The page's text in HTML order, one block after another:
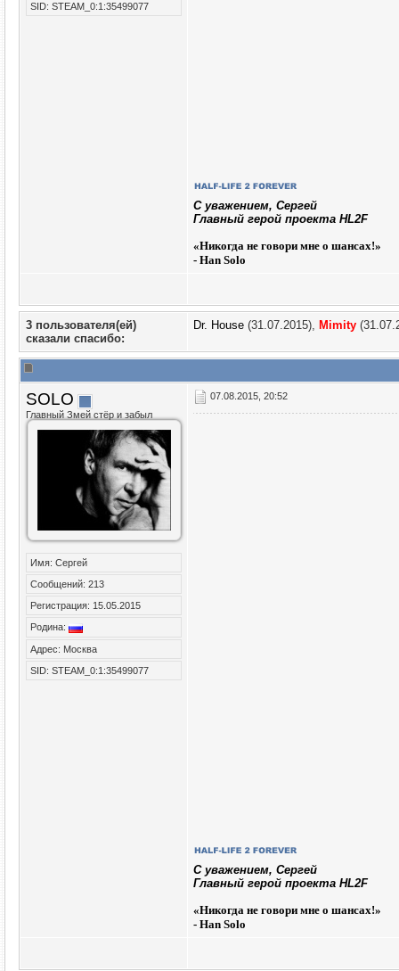
SID: STEAM_0:1:35499077
C уважением, Сергей
Главный герой проекта HL2F
«Никогда не говори мне о шансах!»
- Han Solo
3 пользователя(ей)
сказали cпасибо:
Dr. House (31.07.2015), Mimity
SOLO
Главный Змей стёр и забыл
Имя: Сергей
Сообщений: 213
Регистрация: 15.05.2015
Родина:
Адрес: Москва
SID: STEAM_0:1:35499077
07.08.2015, 20:52
C уважением, Сергей
Главный герой проекта HL2F
«Никогда не говори мне о шансах!»
- Han Solo